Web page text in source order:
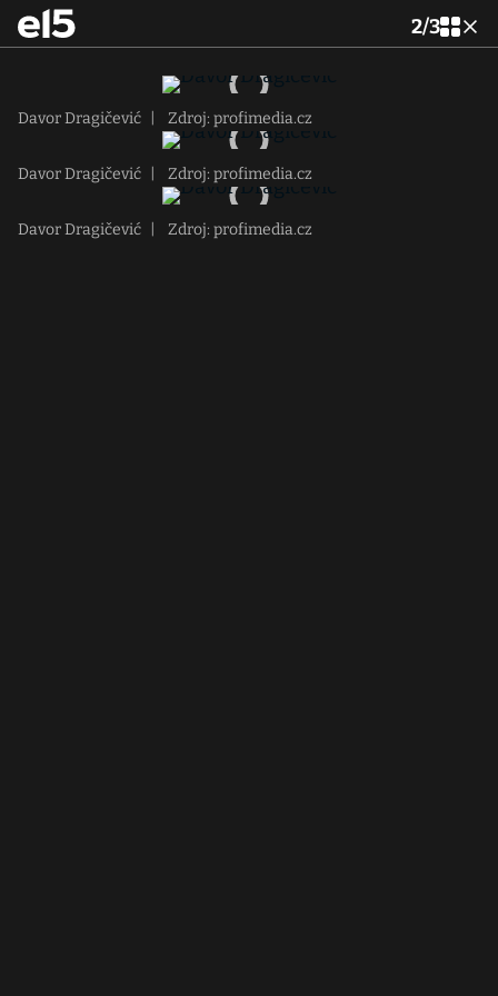
2/3
Davor Dragičević Zdroj: profimedia.cz
Davor Dragičević Zdroj: profimedia.cz
Davor Dragičević Zdroj: profimedia.cz